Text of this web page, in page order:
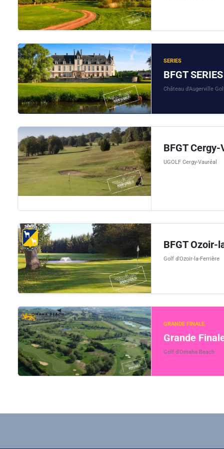
SERIES
BFGT
Château d'Augerville
BFGT
UGOLF Cergy-Vauréal
BFGT Ozoir-
Golf d'Ozoir-la-Ferrière
GRANDE FINALE
Grande
Golf d'Omaha Beach